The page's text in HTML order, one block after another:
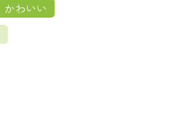
かわいい